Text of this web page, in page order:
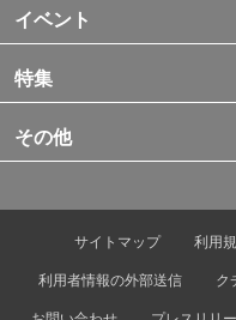
イベント
特集
その他
サイトマップ 利用
利用者情報の外部送信
ク